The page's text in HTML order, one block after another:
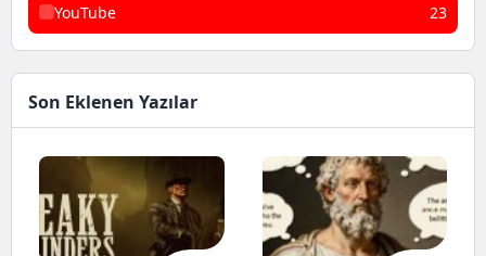
YouTube 23
Son Eklenen Yazılar